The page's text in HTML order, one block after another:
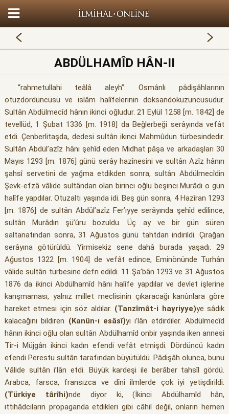
ABDÜLHAMÎD HÂN-II
“rahmetullahi teâlâ aleyh”: Osmânlı pâdişâhlarının
otuzdördüncüsü ve islâm halîfelerinin doksandokuzuncusudur.
Sultân Abdülmecîd hânın ikinci oğludur. 21 Eylül 1258 [m. 1842] de
tevellüd, 1 Şubat 1336 [m. 1918] da Beğlerbeği serâyında vefât
etdi. Çenberlitaşda, dedesi sultân ikinci Mahmûdun türbesindedir.
Sultân Abdül’azîz hânı şehîd eden Midhat pâşa ve arkadaşları 30
Mayıs 1293 [m. 1876] günü serây hazînesini ve sultân Azîz hânın
şahsî servetini de yağma etdikden sonra, sultân Abdülmecîdin
Şevk-efzâ vâlide sultândan olan birinci oğlu beşinci Murâdı o gün
halîfe yapdılar. Otuzaltı yaşında idi. Beş gün sonra, 4 Hazîran 1293
[m. 1876] de sultân Abdül’azîz Fer’ıyye serâyında şehîd edilince,
sultân Murâdın şü’ûru bozuldu. Üç ay ve bir gün süren
saltanatından sonra, 31 Ağustos günü tahtdan indirildi. Çırağan
serâyına götürüldü. Yirmisekiz sene dahâ burada yaşadı. 29
Ağustos 1322 [m. 1904] de vefât edince, Eminönünde Turhân
vâlide sultân türbesine defn edildi. 11 Şa’bân 1293 ve 31 Ağustos
1876 da ikinci Abdülhamîd hânı halîfe yapdılar ve devlet işlerine
karışmaması, yalnız millet meclisinin çıkaracağı kanûnlara göre
hareket etmesi için söz aldılar. (Tanzîmât-i hayriyye)ye sâdık
kalacağını bildiren (Kanûn-ı esâsî)yi i’lân etdirdiler. Abdülmecîd
hânın ikinci oğlu olan sultân Abdülhamîd onbir yaşında iken annesi
Tîr-i Müjgân ikinci kadın efendi vefât etmişdi. Dördüncü kadın
efendi Perestu sultân tarafından büyütüldü. Pâdişâh olunca, bunu
Vâlide sultân i’lân etdi. Büyük kardeşi ile berâber tahsîl gördü.
Arabca, farsca, fransızca ve dînî ilmlerde çok iyi yetişdirildi.
(Türkiye târîhi)nde diyor ki, (İkinci Abdülhamîd hân,
ittihâdcıların propaganda etdikleri gibi câhil değil, onların hemen